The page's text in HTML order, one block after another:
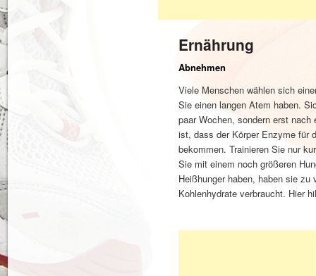
Ernährung
Abnehmen
Viele Menschen wählen sich
Sie einen langen Atem haben.
paar Wochen, sondern erst
ist, dass der Körper Enzyme für
bekommen. Trainieren Sie nur
Sie mit einem noch größeren
Heißhunger haben, haben sie
Kohlenhydrate verbraucht. Hier